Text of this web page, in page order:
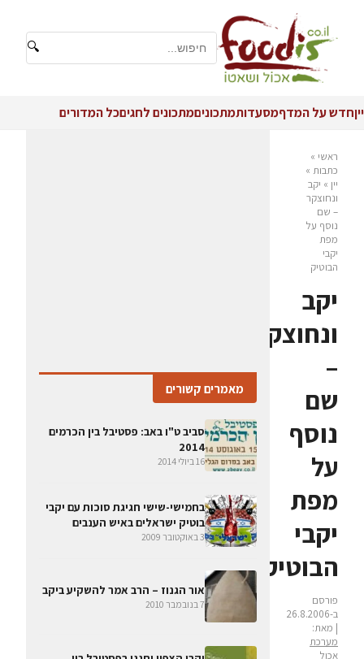
🔍
ייןחדש על המדףמסעדותמתכוניםמתכונים לחגיםכל המדורים
ראשי »
כתבות »
יין » יקב
ונחוצקר
– שם
נוסף על
מפת
יקבי
הבוטיק
יקב
ונחוצקר
–
שם
נוסף
על
מפת
יקבי
הבוטיק
פורסם
ב-26.8.2006
| מאת:
מערכת
אכול
מאמרים קשורים
סביב ט"ו באב: פסטיבל בין הכרמים
2014
16 ביולי 2014
בחמישי-שישי חגיגת סוכות עם יקבי
בוטיק ישראלים באיש הענבים
3 באוקטובר 2009
אור הגנוז – הרב אמר להשקיע ביקב
7 בנובמבר 2010